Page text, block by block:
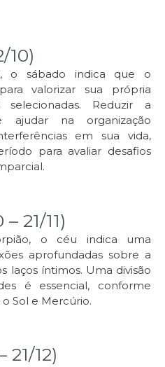
10)
o sábado indica que o
valorizar sua própria
Reduzir a
ajudar na organização
em sua vida,
para avaliar desafios
21/11)
o céu indica uma
aprofundadas sobre a
laços íntimos. Uma divisão
é essencial, conforme
Sol e Mercúrio.
21/12)